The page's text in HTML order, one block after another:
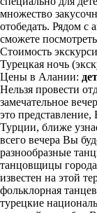
множество
отобедать. Рядом с
сможете
Стоимость
Турецкая ночь
Цены в Алании:
Нельзя провести
замечательное
это
Турции, ближе
всего вечера Вы
разнообразные
танцовщицы
известен на этой
фольклорная
турецкие